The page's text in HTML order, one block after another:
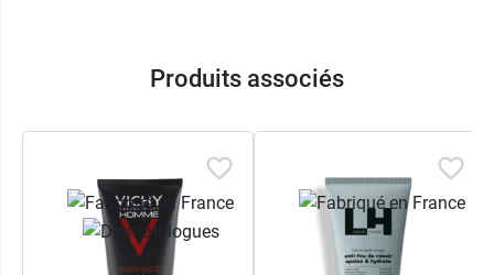
la forme d'un roll-on pratique à appliquer. Des
confèrent unefragrance masculineempreinte de
notes marines et boisées, avec un
fraicheurimmédiat et durable.
Avec le déodorant Homme Roll-on
MKL Green Nature, fini les odeurs de
transpiration. Vous respirez la fraicheur et
Produits associés